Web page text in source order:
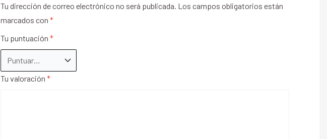
Tu dirección de correo electrónico no será publicada. Los campos obligatorios están
marcados con *
Tu puntuación *
Tu valoración *